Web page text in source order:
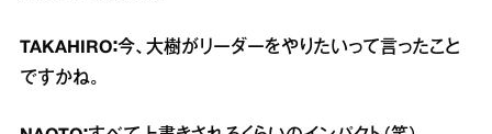
TAKAHIRO：今、大樹がリーダーをやりたいって言ったこと
ですかね。